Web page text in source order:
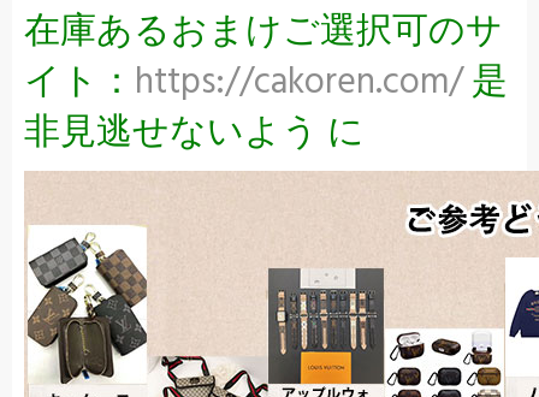
在庫あるおまけご選択可のサ
イト： https://cakoren.com/是
非見逃せないよう に